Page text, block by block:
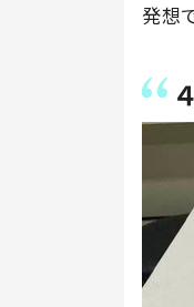
発想